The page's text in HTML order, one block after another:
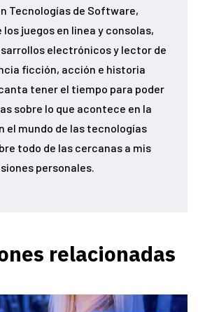
Tecnologías de Software,
los juegos en linea y consolas,
electrónicos y lector de
ficción, acción e historia
tener el tiempo para poder
sobre lo que acontece en la
el mundo de las tecnologías
todo de las cercanas a mis
personales.
relacionadas